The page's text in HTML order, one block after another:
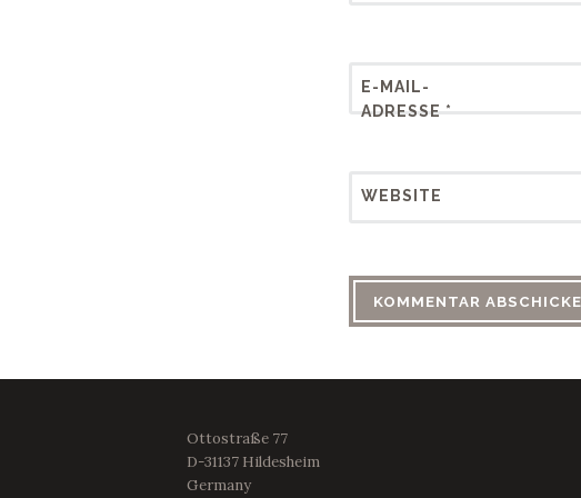
E-MAIL-
ADRESSE *
WEBSITE
Ottostraße 77
D-31137 Hildesheim
Germany